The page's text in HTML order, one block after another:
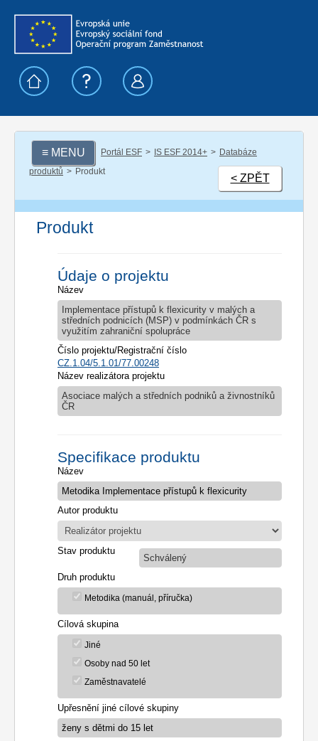
≡ MENU Portál ESF IS ESF 2014+
Databáze
produktů
Produkt
< ZPĚT
Produkt
Údaje o projektu
Název
Implementace přístupů k flexicurity v malých a
středních podnicích (MSP) v podmínkách ČR s
využitím zahraniční spolupráce
Číslo projektu/Registrační číslo
CZ.1.04/5.1.01/77.00248
Název realizátora projektu
Asociace malých a středních podniků a živnostníků
ČR
Specifikace produktu
Název
Autor produktu
Stav produktu
Schválený
Druh produktu
Metodika (manuál, příručka)
Cílová skupina
Jiné
Osoby nad 50 let
Zaměstnavatelé
Upřesnění jiné cílové skupiny